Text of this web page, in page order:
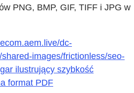
PNG, BMP, GIF, TIFF i JPG w
dc-
images/frictionless/seo-
ilustrujący szybkość
format PDF